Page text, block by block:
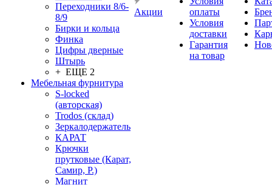
Переходники 8/6-
8/9
Бирки и кольца
Финка
Цифры дверные
Штырь
+ ЕЩЕ 2
Мебельная фурнитура
S-locked
(авторская)
Trodos (склад)
Зеркалодержатель
КАРАТ
Крючки
прутковые (Карат,
Самир, Р.)
Магнит
Акции
оплаты
Условия
доставки
Гарантия
на товар